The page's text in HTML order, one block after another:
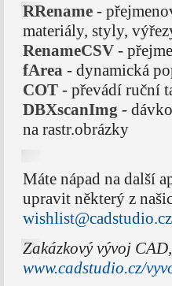
RRename-
materiály, styly,
RenameCSV-
fArea - dynamická
COT- převádí ruční
DBXscanImg -
na rastr.obrázky
Máte nápad na další
upravit některý z
wishlist@cadstudio.cz
Zakázkový vývoj
www.cadstudio.cz/